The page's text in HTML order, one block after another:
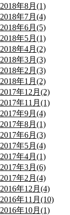
2018年8月(1)
2018年7月(4)
2018年6月(5)
2018年5月(1)
2018年4月(2)
2018年3月(3)
2018年2月(3)
2018年1月(2)
2017年12月(2)
2017年11月(1)
2017年9月(4)
2017年8月(1)
2017年6月(3)
2017年5月(4)
2017年4月(1)
2017年3月(6)
2017年2月(4)
2016年12月(4)
2016年11月(10)
2016年10月(1)